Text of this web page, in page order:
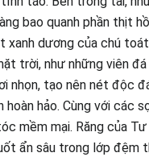
bao quanh phần thịt
xanh dương của chú
trời, như những viên đá
nhọn, tạo nên nét độc
hoàn hảo. Cùng với các
mềm mại. Răng của
ẩn sâu trong lớp đệm